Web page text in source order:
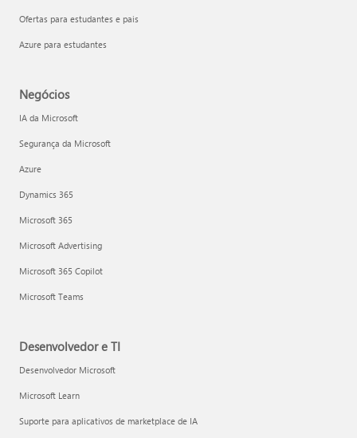
Ofertas para estudantes e pais
Azure para estudantes
Negócios
IA da Microsoft
Segurança da Microsoft
Azure
Dynamics 365
Microsoft 365
Microsoft Advertising
Microsoft 365 Copilot
Microsoft Teams
Desenvolvedor e TI
Desenvolvedor Microsoft
Microsoft Learn
Suporte para aplicativos de marketplace de IA